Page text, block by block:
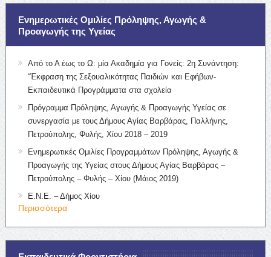
Ενημερωτικές Ομιλίες Πρόληψης, Αγωγής &
Προαγωγής της Υγείας
Από το Α έως το Ω: μία Ακαδημία για Γονείς: 2η Συνάντηση:
“Έκφραση της Σεξουαλικότητας Παιδιών και Εφήβων-
Εκπαιδευτικά Προγράμματα στα σχολεία
Πρόγραμμα Πρόληψης, Αγωγής & Προαγωγής Υγείας σε
συνεργασία με τους Δήμους Αγίας Βαρβάρας, Παλλήνης,
Πετρούπολης, Φυλής, Χίου 2018 – 2019
Ενημερωτικές Ομιλίες Προγραμμάτων Πρόληψης, Αγωγής &
Προαγωγής της Υγείας στους Δήμους Αγίας Βαρβάρας –
Πετρούπολης – Φυλής – Χίου (Μάιος 2019)
Ε.Ν.Ε. – Δήμος Χίου
Περισσότερα